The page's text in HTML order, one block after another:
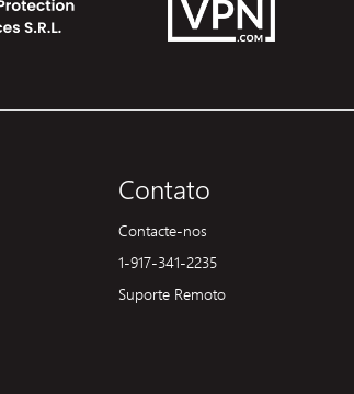
Contato
Contacte-nos
1-917-341-2235
Suporte Remoto